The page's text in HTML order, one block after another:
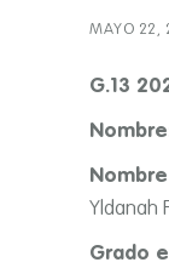
MAYO 22,
G.13
Yldanah
Grado